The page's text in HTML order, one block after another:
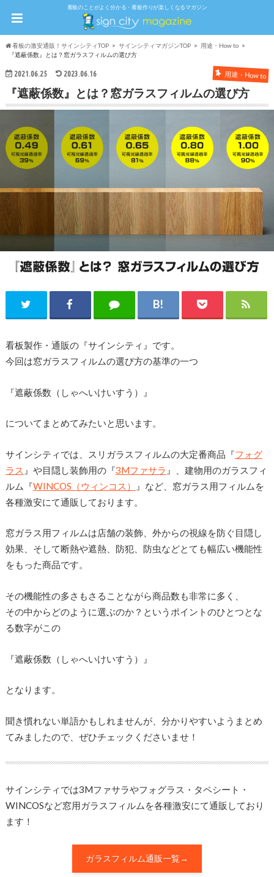
看板のことがよく分かる・看板作りが楽しくなるマガジン
看板の激安通販！サインシティTOP サインシティマガジンTOP
用途・How to
『遮蔽係数』とは？窓ガラスフィルムの選び方
2021.06.25 2023.06.16 用途・How to
『遮蔽係数』とは？窓ガラスフィルムの選び方
看板製作・通販の『サインシティ』です。
今回は窓ガラスフィルムの選び方の基準の一つ
『遮蔽係数（しゃへいけいすう）』
についてまとめてみたいと思います。
サインシティでは、スリガラスフィルムの大定番商品『フォグ
ラス 』や目隠し装飾用の『3Mファサラ 』、建物用のガラスフィ
ルム『WINCOS（ウィンコス）
』など、窓ガラス用フィルムを
各種激安にて通販しております。
窓ガラス用フィルムは店舗の装飾、外からの視線を防ぐ目隠し
効果、そして断熱や遮熱、防犯、防虫などとても幅広い機能性
をもった商品です。
その機能性の多さもさることながら商品数も非常に多く、
その中からどのように選ぶのか？というポイントのひとつとな
る数字がこの
『遮蔽係数（しゃへいけいすう）』
となります。
聞き慣れない単語かもしれませんが、分かりやすいようまとめ
てみましたので、ぜひチェックくださいませ！
サインシティでは3Mファサラやフォグラス・タペシート・
WINCOSなど窓用ガラスフィルムを各種激安にて通販しており
ます！
ガラスフィルム通販一覧→